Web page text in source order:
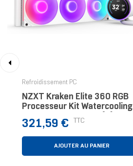
Refroidissement PC
NZXT Kraken Elite 360 RGB
Processeur Kit Watercooling
12 Cm Blanc 1 Pièce(s)
Prix
321,59 € TTC
AJOUTER AU PANIER